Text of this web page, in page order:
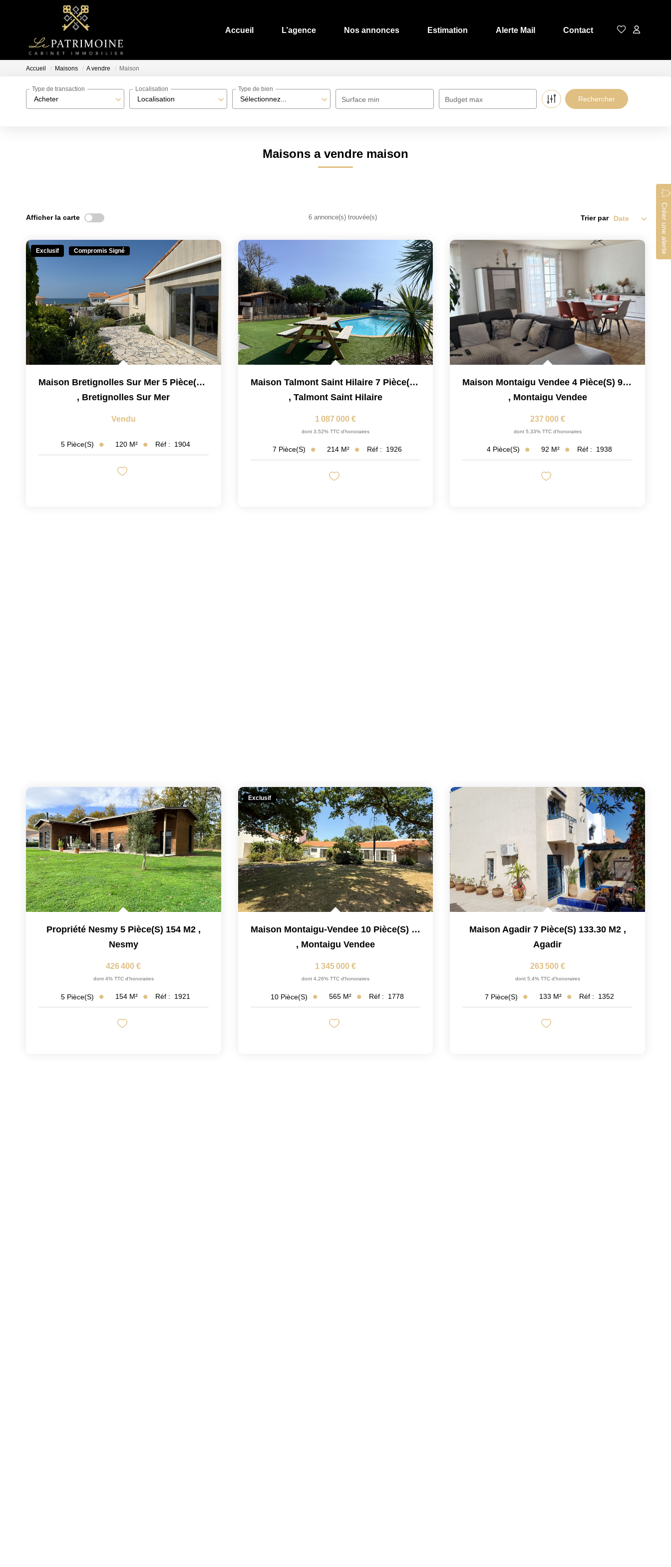
Accueil L’agence Nos annonces Estimation Alerte Mail Contact
Accueil Maisons A vendre Maison
Acheter
Type de transaction
Localisation
Localisation
Sélectionnez...
Type de bien
Surface min Budget max
Maisons a vendre maison
Créer une alerte
Afficher la carte 6 annonce(s) trouvée(s) Trier par
Exclusif Compromis Signé
Maison Bretignolles Sur Mer 5 Pièce(s) 120 M2
, Bretignolles Sur Mer
Vendu
5 Pièce(s) 120 M² Réf : 1904
Maison Talmont Saint Hilaire 7 Pièce(s) 214 M2
, Talmont Saint Hilaire
1 087 000 €
dont 3,52% TTC d'honoraires
7 Pièce(s) 214 M² Réf : 1926
Maison Montaigu Vendee 4 Pièce(s) 92.07 M2
, Montaigu Vendee
237 000 €
dont 5,33% TTC d'honoraires
4 Pièce(s) 92 M² Réf : 1938
Propriété Nesmy 5 Pièce(s) 154 M2 ,
Nesmy
426 400 €
dont 4% TTC d'honoraires
5 Pièce(s) 154 M² Réf : 1921
Exclusif
Maison Montaigu-Vendee 10 Pièce(s) 635 M2
, Montaigu Vendee
1 345 000 €
dont 4,26% TTC d'honoraires
10 Pièce(s) 565 M² Réf : 1778
Maison Agadir 7 Pièce(s) 133.30 M2 ,
Agadir
263 500 €
dont 5,4% TTC d'honoraires
7 Pièce(s) 133 M² Réf : 1352